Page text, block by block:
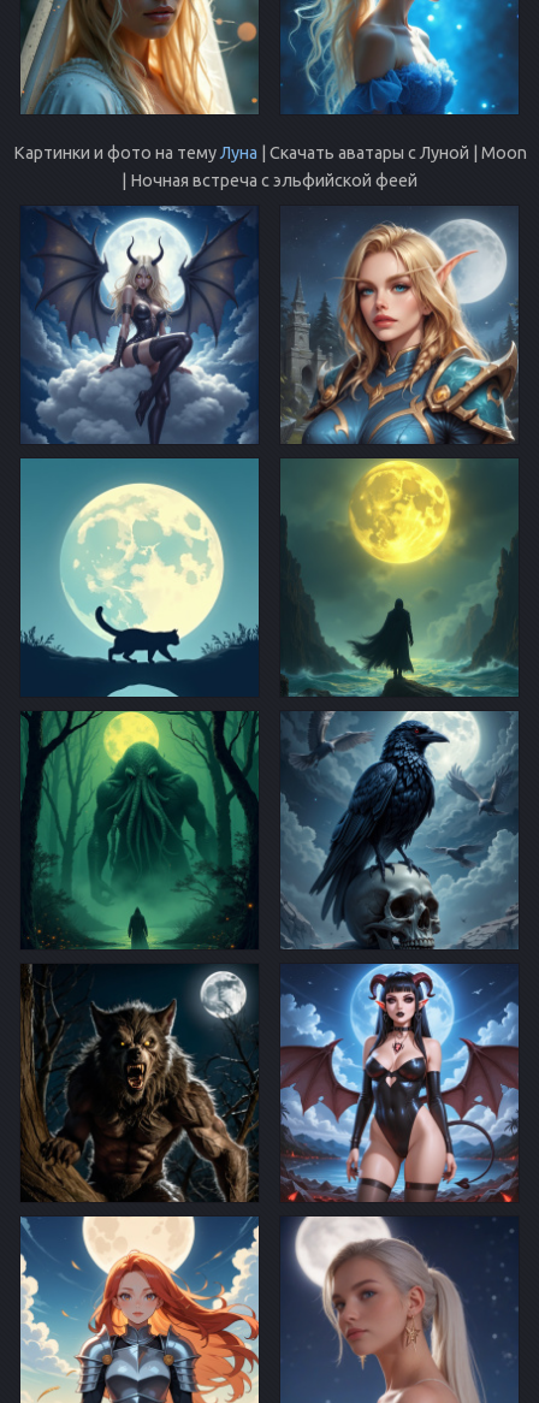
Картинки и фото на темуЛуна | Скачать аватары с Луной | Moon
| Ночная встреча с эльфийской феей